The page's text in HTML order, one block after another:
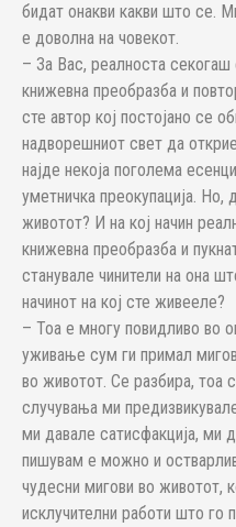
бидат онакви какви што се.
е доволна на човекот.
– За Вас, реалноста секогаш
книжевна преобразба и
сте автор кој постојано се
надворешниот свет да
најде некоја поголема
уметничка преокупација. Но,
животот? И на кој начин
книжевна преобразба и
станувале чинители на она
начинот на кој сте живееле?
– Тоа е многу повидливо во
уживање сум ги примал
во животот. Се разбира, тоа
случувања ми
ми давале сатисфакција, ми
пишувам е можно и
чудесни мигови во животот,
исклучителни работи што го